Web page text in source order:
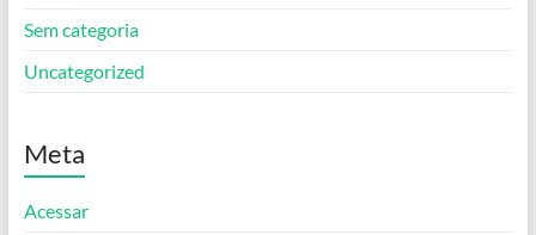
Sem categoria
Uncategorized
Meta
Acessar